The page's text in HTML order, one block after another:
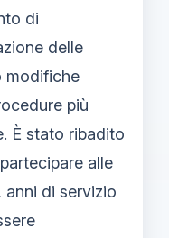
di
delle
modifiche
più
È stato ribadito
alle
di servizio